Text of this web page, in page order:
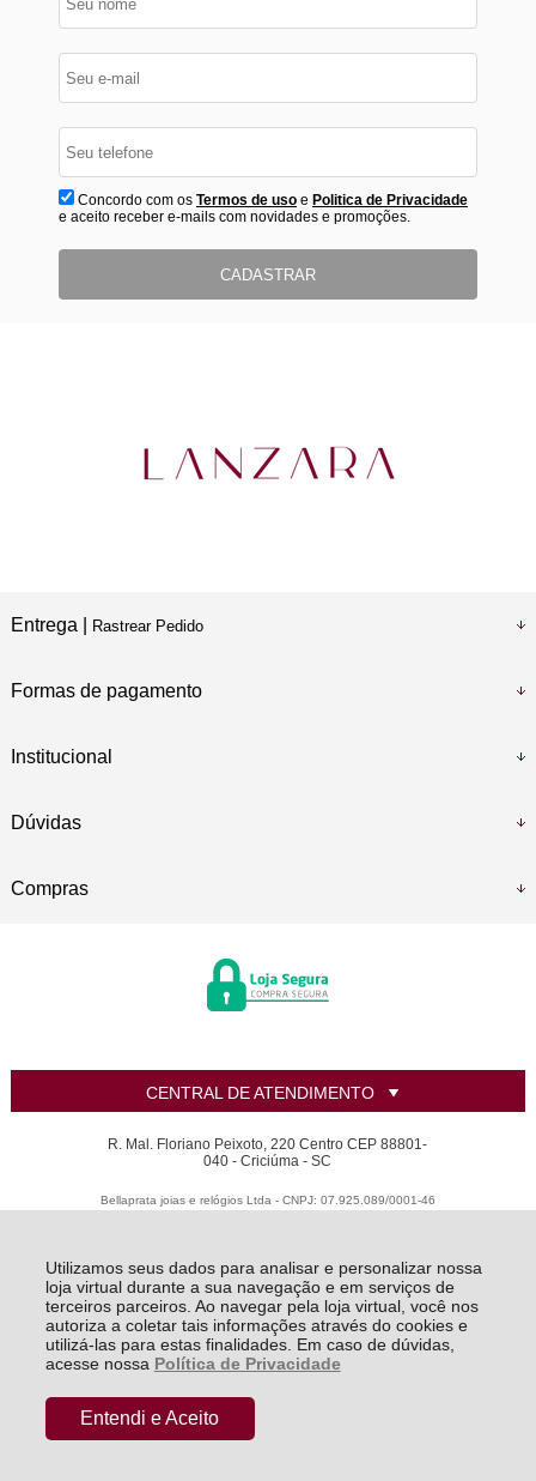
Utilizamos seus dados para analisar e personalizar nossa
loja virtual durante a sua navegação e em serviços de
terceiros parceiros. Ao navegar pela loja virtual, você nos
autoriza a coletar tais informações através do cookies e
utilizá-las para estas finalidades. Em caso de dúvidas,
acesse nossa Política de Privacidade
Entendi e Aceito
Concordo com os Termos de usoe Politica de Privacidade
e aceito receber e-mails com novidades e promoções.
CADASTRAR
Entrega | Rastrear Pedido
Formas de pagamento
Institucional
Dúvidas
Compras
CENTRAL DE ATENDIMENTO
R. Mal. Floriano Peixoto, 220 Centro CEP 88801-
040 - Criciúma - SC
Bellaprata joias e relógios Ltda - CNPJ: 07.925.089/0001-46